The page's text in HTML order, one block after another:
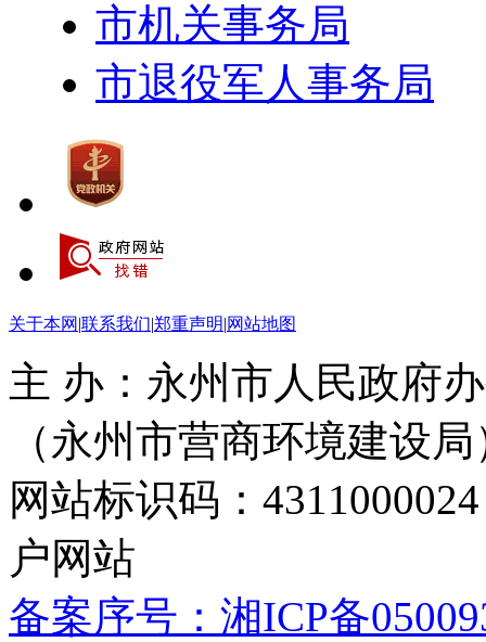
市机关事务局
市退役军人事务局
关于本网 |联系我们|郑重声明|网站地图
主 办：永州市人民政府
（永州市营商环境建设局
网站标识码：
户网站
备案序号：湘ICP备